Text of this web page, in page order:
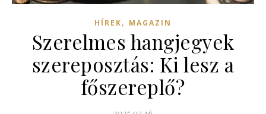
HÍREK, MAGAZIN
Szerelmes hangjegyek
szereposztás: Ki lesz a
főszereplő?